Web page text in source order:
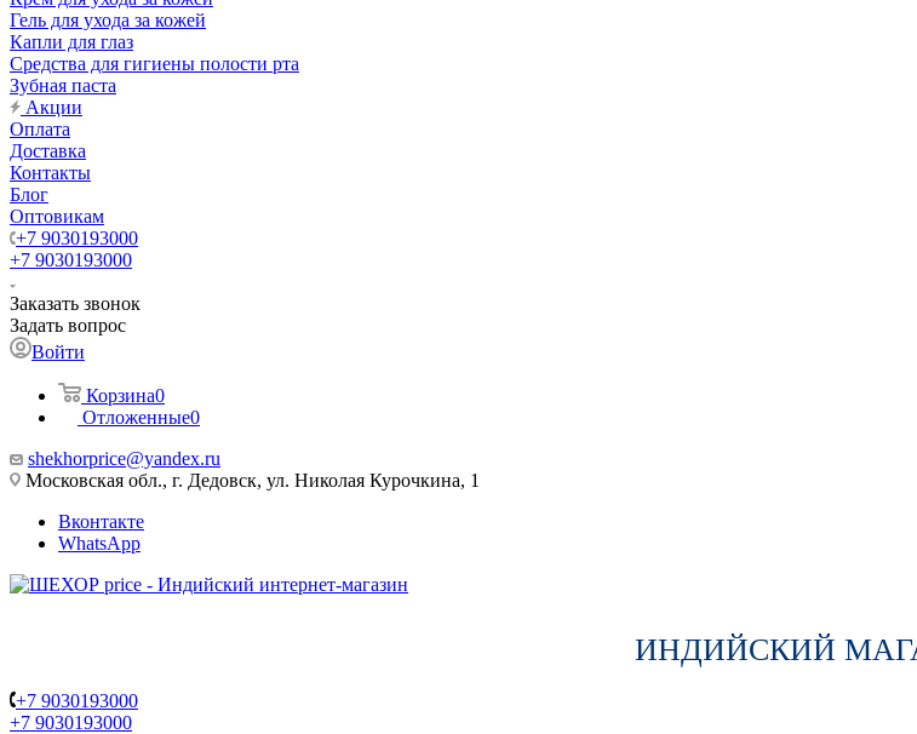
Гель для ухода за кожей
Капли для глаз
Средства для гигиены полости рта
Зубная паста
Акции
Оплата
Доставка
Контакты
Блог
Оптовикам
+7 9030193000
+7 9030193000
Заказать звонок
Задать вопрос
Войти
Корзина0
Отложенные0
shekhorprice@yandex.ru
Московская обл., г. Дедовск, ул. Николая Курочкина, 1
Вконтакте
WhatsApp
ИНДИЙСКИЙ
+7 9030193000
+7 9030193000